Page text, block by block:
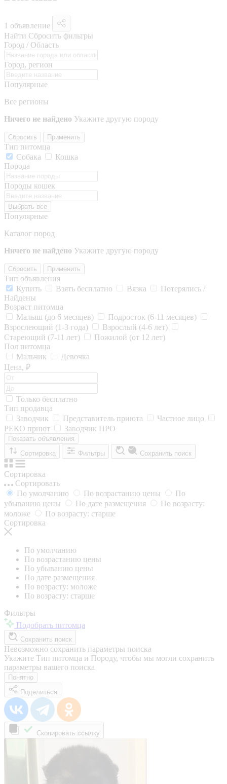
1 объявление
Найти Сбросить фильтры
Город / Область
Город, регион
Популярные
Все регионы
Ничего не найдено Укажите другую породу
Сбросить Применить
Тип питомца
Собака
Кошка
Порода
Породы кошек
Выбрать все
Популярные
Каталог пород
Ничего не найдено Укажите другую породу
Сбросить Применить
Тип объявления
Купить
Взять бесплатно Вязка
Потерялись /
Найдены
Возраст питомца
Малыш (до 6 месяцев)
Подросток (6-11 месяцев)
Взрослеющий (1-3 года)
Взрослый (4-6 лет)
Стареющий (7-11 лет)
Пожилой (от 12 лет)
Пол питомца
Мальчик
Девочка
Цена, ₽
Только бесплатно
Тип продавца
Заводчик
Представитель приюта
Частное лицо
РЕКО приют
Заводчик ПРО
Показать объявления
Сортировка
Фильтры Сохранить поиск
Сортировка
Сортировать
По умолчанию
По возрастанию цены
По
убыванию цены
По дате размещения
По возрасту:
моложе
По возрасту: старше
Сортировка
По умолчанию
По возрастанию цены
По убыванию цены
По дате размещения
По возрасту: моложе
По возрасту: старше
Фильтры
Подобрать питомца
Сохранить поиск
Невозможно сохранить параметры поиска
Укажите Тип питомца и Породу, чтобы мы могли сохранить
параметры вашего поиска
Понятно
Поделиться
Скопировать ссылку